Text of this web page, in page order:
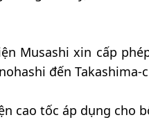
Musashi xin cấp
đến Takashima-
cao tốc áp dụng cho